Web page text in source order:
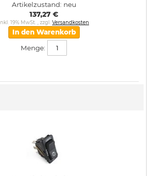
Artikelzustand: neu
137,27 €
Inkl. 19% MwSt. , zzgl. Versandkosten
In den Warenkorb
Menge: